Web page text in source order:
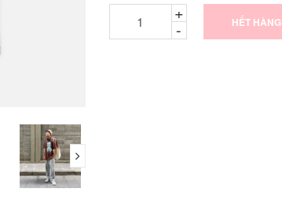
+
- HẾT HÀNG